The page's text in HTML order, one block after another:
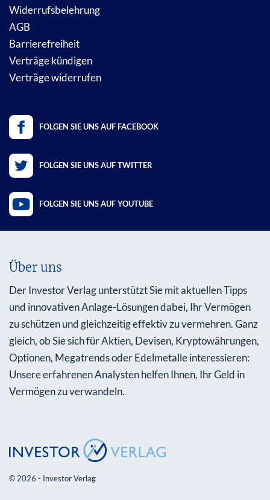
Widerrufsbelehrung
AGB
Barrierefreiheit
Verträge kündigen
Verträge widerrufen
FOLGEN SIE UNS AUF FACEBOOK
FOLGEN SIE UNS AUF TWITTER
FOLGEN SIE UNS AUF YOUTUBE
Über uns
Der Investor Verlag unterstützt Sie mit aktuellen Tipps
und innovativen Anlage-Lösungen dabei, Ihr Vermögen
zu schützen und gleichzeitig effektiv zu vermehren. Ganz
gleich, ob Sie sich für Aktien, Devisen, Kryptowährungen,
Optionen, Megatrends oder Edelmetalle interessieren:
Unsere erfahrenen Analysten helfen Ihnen, Ihr Geld in
Vermögen zu verwandeln.
© 2026 - Investor Verlag